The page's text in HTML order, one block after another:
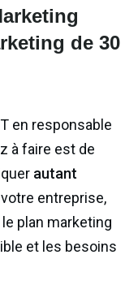
de 30
en responsable
à faire est de
autant
entreprise,
plan marketing
et les besoins